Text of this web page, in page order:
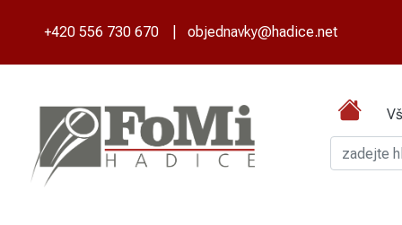
+420 556 730 670 objednavky@hadice.net